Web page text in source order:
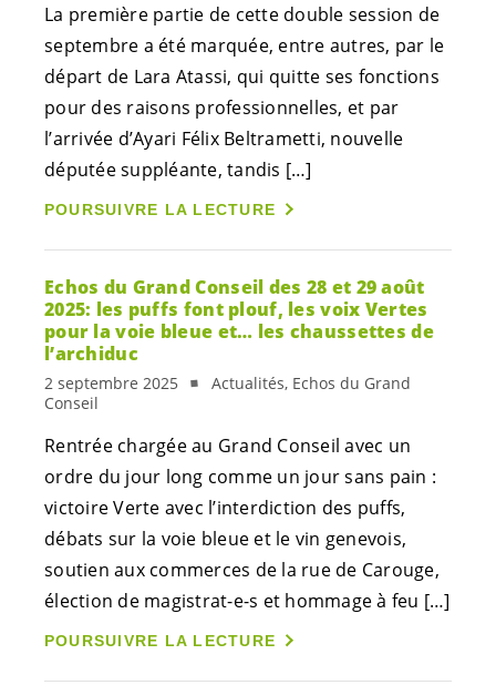
La première partie de cette double session de
septembre a été marquée, entre autres, par le
départ de Lara Atassi, qui quitte ses fonctions
pour des raisons professionnelles, et par
l’arrivée d’Ayari Félix Beltrametti, nouvelle
députée suppléante, tandis […]
POURSUIVRE LA LECTURE
Echos du Grand Conseil des 28 et 29 août
2025: les puffs font plouf, les voix Vertes
pour la voie bleue et… les chaussettes de
l’archiduc
2 septembre 2025
Actualités, Echos du Grand
Conseil
Rentrée chargée au Grand Conseil avec un
ordre du jour long comme un jour sans pain :
victoire Verte avec l’interdiction des puffs,
débats sur la voie bleue et le vin genevois,
soutien aux commerces de la rue de Carouge,
élection de magistrat-e-s et hommage à feu […]
POURSUIVRE LA LECTURE